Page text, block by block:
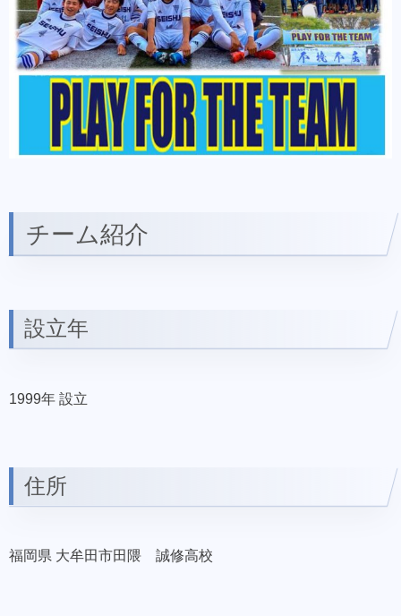
チーム紹介
設立年
1999年 設立
住所
福岡県 大牟田市田隈 誠修高校